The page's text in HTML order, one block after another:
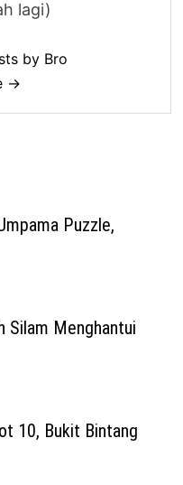
lagi)
by Bro
→
Puzzle,
Silam Menghantui
10, Bukit Bintang